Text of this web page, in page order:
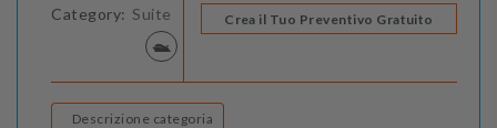
Category: Suite Crea il Tuo Preventivo Gratuito
Descrizione categoria